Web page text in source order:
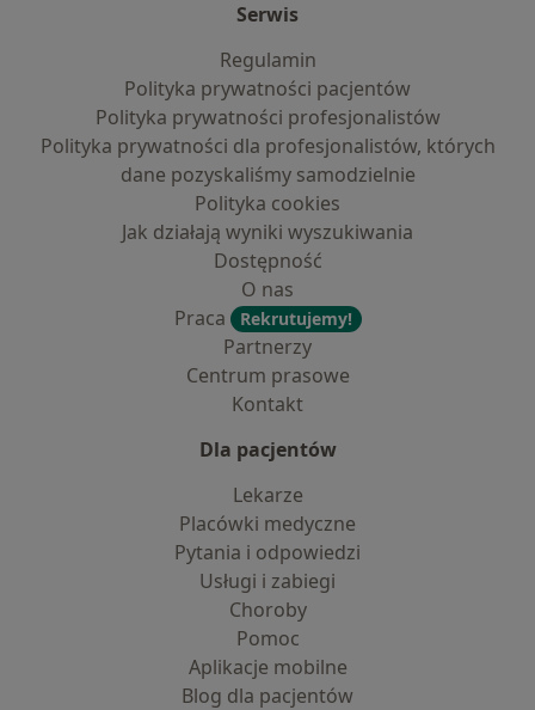
Serwis
Regulamin
Polityka prywatności pacjentów
Polityka prywatności profesjonalistów
Polityka prywatności dla profesjonalistów, których
dane pozyskaliśmy samodzielnie
Polityka cookies
Jak działają wyniki wyszukiwania
Dostępność
O nas
Praca
Rekrutujemy!
Partnerzy
Centrum prasowe
Kontakt
Dla pacjentów
Lekarze
Placówki medyczne
Pytania i odpowiedzi
Usługi i zabiegi
Choroby
Pomoc
Aplikacje mobilne
Blog dla pacjentów